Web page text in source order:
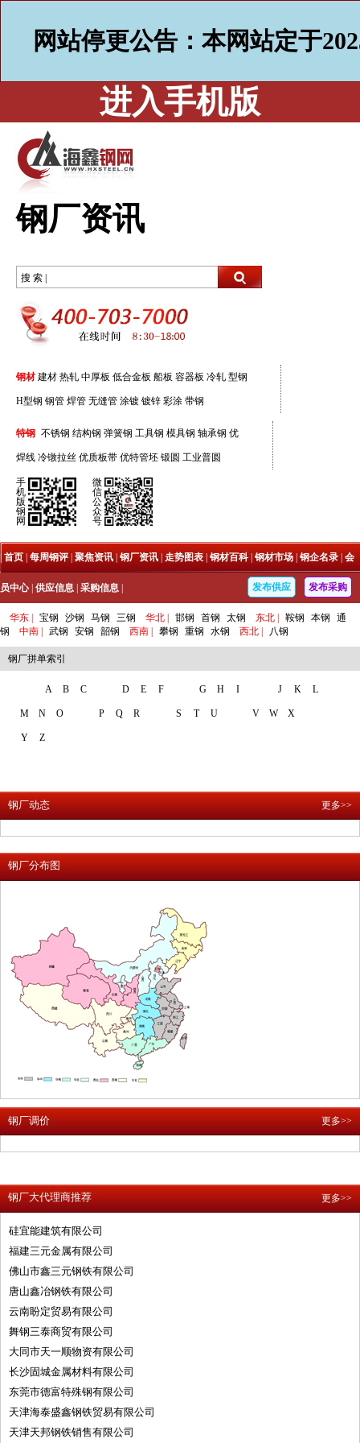
网站停更公告：本网站定于
进入手机版
钢厂资讯
搜 索 |
钢材 建材 热轧 中厚板 低合金板 船板 容器板 冷轧 型钢
H型钢 钢管 焊管 无缝管 涂镀 镀锌 彩涂 带钢
特钢 不锈钢 结构钢 弹簧钢 工具钢 模具钢 轴承钢 优
焊线 冷镦拉丝 优质板带 优特管坯 锻圆 工业普圆
手
机
版
钢
网
微
信
公
众
号
| 首页 每周钢评 聚焦资讯 钢厂资讯 走势图表 钢材百科| 钢材市场 钢企名录 会
员中心| 供应信息 采购信息 发布供应 发布采购
华东 | 宝钢 沙钢 马钢 三钢 华北 | 邯钢 首钢 太钢 东北 | 鞍钢 本钢
通
钢 中南 | 武钢 安钢 韶钢 西南 | 攀钢 重钢 水钢 西北 | 八钢
钢厂拼单索引
A B C D E F G H I J K L
M N O P Q R S T U V W X
Y Z
钢厂动态 更多>>
钢厂分布图
钢厂调价 更多>>
钢厂大代理商推荐 更多>>
硅宜能建筑有限公司
福建三元金属有限公司
佛山市鑫三元钢铁有限公司
唐山鑫冶钢铁有限公司
云南盼定贸易有限公司
舞钢三泰商贸有限公司
大同市天一顺物资有限公司
长沙固城金属材料有限公司
东莞市德富特殊钢有限公司
天津海泰盛鑫钢铁贸易有限公司
天津天邦钢铁销售有限公司